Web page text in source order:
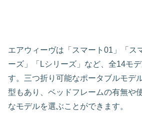
エアウィーヴは「スマート01」「ス
ーズ」「Lシリーズ」など、全14モ
す。三つ折り可能なポータブルモデ
型もあり、ベッドフレームの有無や
なモデルを選ぶことができます。